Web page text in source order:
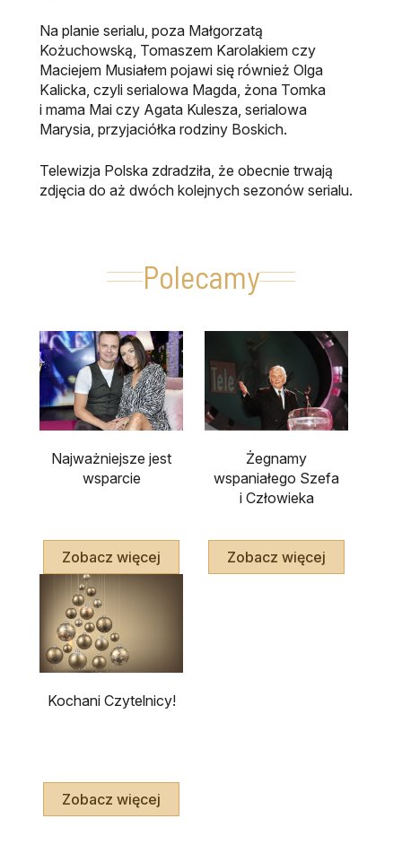
Na planie serialu, poza Małgorzatą
Kożuchowską, Tomaszem Karolakiem czy
Maciejem Musiałem pojawi się również Olga
Kalicka, czyli serialowa Magda, żona Tomka
i mama Mai czy Agata Kulesza, serialowa
Marysia, przyjaciółka rodziny Boskich.
Telewizja Polska zdradziła, że obecnie trwają
zdjęcia do aż dwóch kolejnych sezonów serialu.
Polecamy
Najważniejsze jest
wsparcie
Zobacz więcej
Żegnamy
wspaniałego Szefa
i Człowieka
Zobacz więcej
Kochani Czytelnicy!
Zobacz więcej